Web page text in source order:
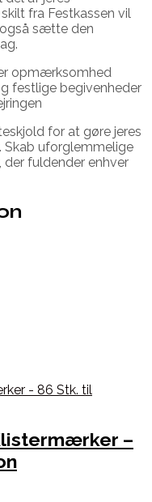
fra Festkassen vil
sætte den
opmærksomhed
festlige begivenheder
for at gøre jeres
uforglemmelige
fuldender enhver
–